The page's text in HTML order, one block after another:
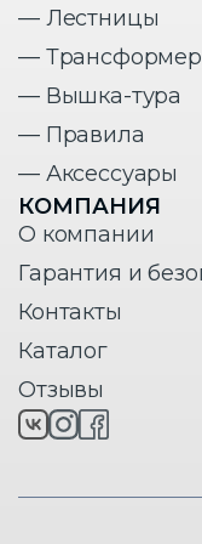
— Лестницы
—
— Вышка-тура
— Правила
— Аксессуары
КОМПАНИЯ
О компании
Гарантия и
Контакты
Каталог
Отзывы